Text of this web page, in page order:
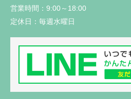
営業時間： 9:00～18:00
定休日： 毎週水曜日